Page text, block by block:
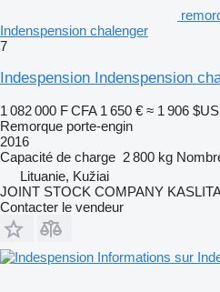
Indenspension chalenger
7
Indespension Indenspension
1 082 000 F CFA 1 650 € ≈ 1 906 $US
Remorque porte-engin
2016
Capacité de charge 2 800 kg
Lituanie, Kužiai
JOINT STOCK COMPANY
Contacter le vendeur
Informations sur